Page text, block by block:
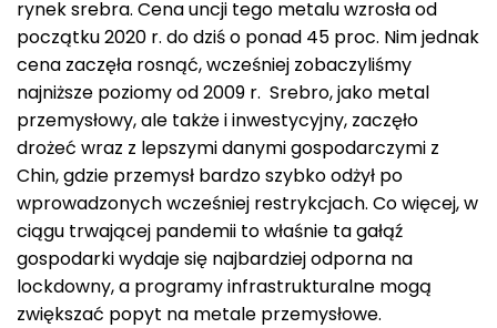
rynek srebra. Cena uncji tego metalu wzrosła od
początku 2020 r. do dziś o ponad 45 proc. Nim jednak
cena zaczęła rosnąć, wcześniej zobaczyliśmy
najniższe poziomy od 2009 r. Srebro, jako metal
przemysłowy, ale także i inwestycyjny, zaczęło
drożeć wraz z lepszymi danymi gospodarczymi z
Chin, gdzie przemysł bardzo szybko odżył po
wprowadzonych wcześniej restrykcjach. Co więcej, w
ciągu trwającej pandemii to właśnie ta gałąź
gospodarki wydaje się najbardziej odporna na
lockdowny, a programy infrastrukturalne mogą
zwiększać popyt na metale przemysłowe.